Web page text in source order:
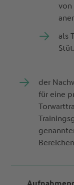
von
als
der
für eine